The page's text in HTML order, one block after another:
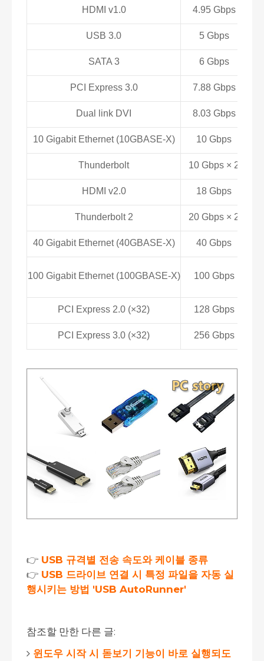
HDMI v1.0 4.95 Gbps
USB 3.0 5 Gbps
SATA 3 6 Gbps
PCI Express 3.0 7.88 Gbps
Dual link DVI 8.03 Gbps
10 Gigabit Ethernet (10GBASE-X) 10 Gbps
Thunderbolt 10 Gbps × 2
HDMI v2.0 18 Gbps
Thunderbolt 2 20 Gbps × 2
40 Gigabit Ethernet (40GBASE-X) 40 Gbps
100 Gigabit Ethernet (100GBASE-X) 100 Gbps
PCI Express 2.0 (×32) 128 Gbps
PCI Express 3.0 (×32) 256 Gbps
👉 USB 규격별 전송 속도와 케이블 종류
👉 USB 드라이브 연결 시 특정 파일을 자동 실
행시키는 방법 'USB AutoRunner'
참조할 만한 다른 글:
윈도우 시작 시 돋보기 기능이 바로 실행되도